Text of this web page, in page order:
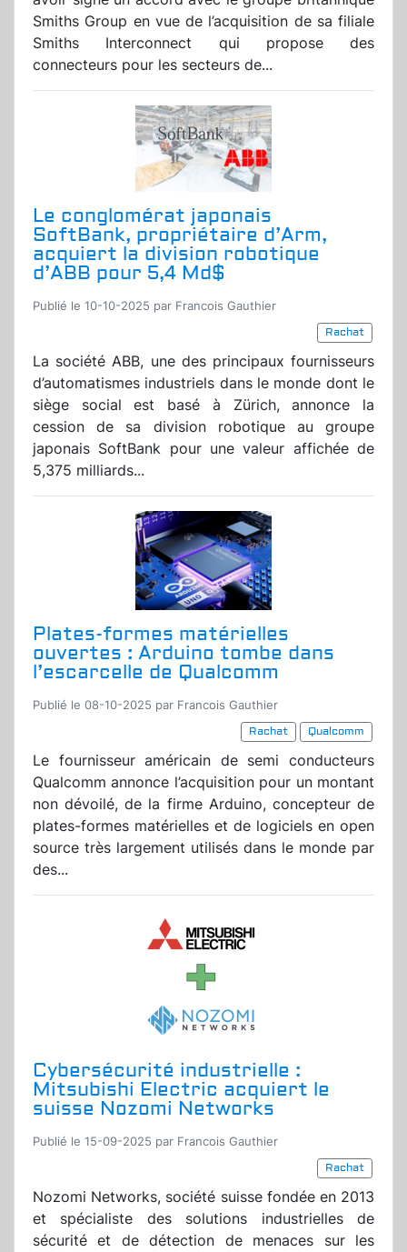
Smiths Group en vue de l’acquisition de sa filiale
Smiths Interconnect qui propose des
connecteurs pour les secteurs de...
Le conglomérat japonais
SoftBank, propriétaire d’Arm,
acquiert la division robotique
d’ABB pour 5,4 Md$
Publié le 10-10-2025 par Francois Gauthier
Rachat
La société ABB, une des principaux fournisseurs
d’automatismes industriels dans le monde dont le
siège social est basé à Zürich, annonce la
cession de sa division robotique au groupe
japonais SoftBank pour une valeur affichée de
5,375 milliards...
Plates-formes matérielles
ouvertes : Arduino tombe dans
l’escarcelle de Qualcomm
Publié le 08-10-2025 par Francois Gauthier
Rachat
Qualcomm
Le fournisseur américain de semi conducteurs
Qualcomm annonce l’acquisition pour un montant
non dévoilé, de la firme Arduino, concepteur de
plates-formes matérielles et de logiciels en open
source très largement utilisés dans le monde par
des...
Cybersécurité industrielle :
Mitsubishi Electric acquiert le
suisse Nozomi Networks
Publié le 15-09-2025 par Francois Gauthier
Rachat
Nozomi Networks, société suisse fondée en 2013
et spécialiste des solutions industrielles de
sécurité et de détection de menaces sur les